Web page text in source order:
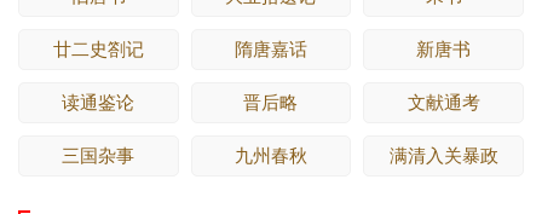
廿二史劄记 隋唐嘉话 新唐书
读通鉴论 晋后略 文献通考
三国杂事 九州春秋 满清入关暴政